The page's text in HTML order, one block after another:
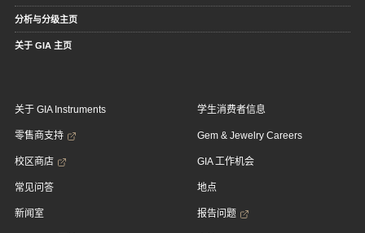
分析与分级主页
关于 GIA 主页
关于 GIA Instruments
零售商支持
校区商店
常见问答
新闻室
学生消费者信息
Gem & Jewelry Careers
GIA 工作机会
地点
报告问题